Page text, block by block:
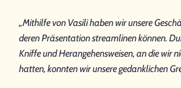
„Mithilfe von Vasili haben wir unsere
deren Präsentation streamlinen können.
Kniffe und Herangehensweisen, an die wir
hatten, konnten wir unsere gedanklichen